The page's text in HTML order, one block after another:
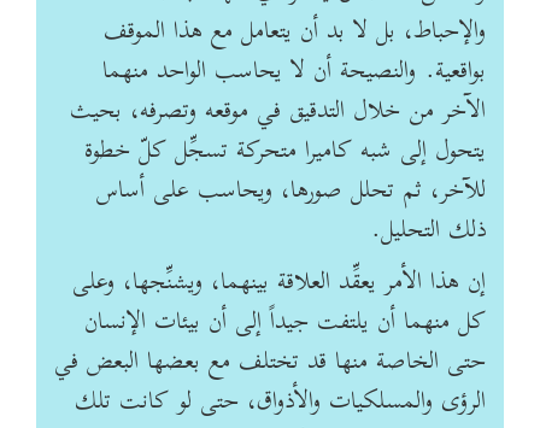
والإحباط، بل لا بد أن يتعامل مع هذا الموقف
بواقعية. والنصيحة أن لا يحاسب الواحد منهما
الآخر من خلال التدقيق في موقعه وتصرفه، بحيث
يتحول إلى شبه كاميرا متحركة تسجِّل كلّ خطوة
للآخر، ثم تحلل صورها، ويحاسب على أساس
ذلك التحليل.
إن هذا الأمر يعقِّد العلاقة بينهما، ويشنِّجها، وعلى
كل منهما أن يلتفت جيداً إلى أن بيئات الإنسان
حتى الخاصة منها قد تختلف مع بعضها البعض في
الرؤى والمسلكيات والأذواق، حتى لو كانت تلك